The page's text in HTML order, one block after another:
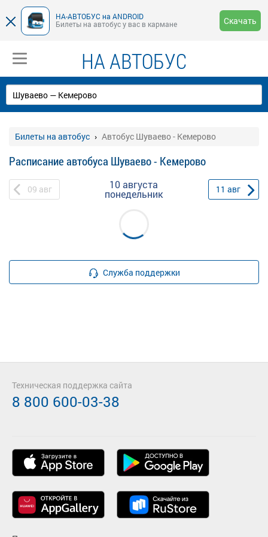
НА-АВТОБУС на ANDROID
Билеты на автобус у вас в кармане
Скачать
НА АВТОБУС
Билеты на автобус Автобус Шуваево - Кемерово
Расписание автобуса Шуваево - Кемерово
09 авг 10 августа
понедельник 11 авг
Служба поддержки
Техническая поддержка сайта
8 800 600-03-38